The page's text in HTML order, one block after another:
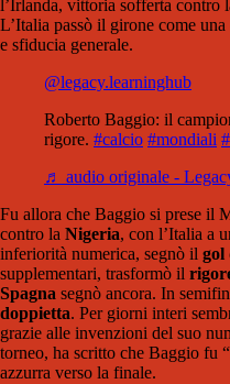
l’Irlanda, vittoria sofferta contro
L’Italia passò il girone come
e sfiducia generale.
@legacy.learninghub
Roberto Baggio: il
rigore. #calcio #mondiali
♬ audio originale -
Fu allora che Baggio si prese il
contro la Nigeria, con l’Italia a
inferiorità numerica, segnò il gol
supplementari, trasformò il
Spagna segnò ancora. In
doppietta. Per giorni interi
grazie alle invenzioni del suo
torneo, ha scritto che Baggio fu
azzurra verso la finale.